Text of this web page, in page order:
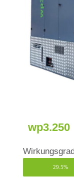
wp3.250
29.5%